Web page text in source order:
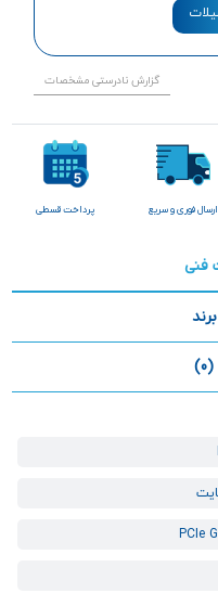
گزارش نادرستی مشخصات
ارسال فوری و سریع پرداخت قسطی
فنی
(0)
PCIe